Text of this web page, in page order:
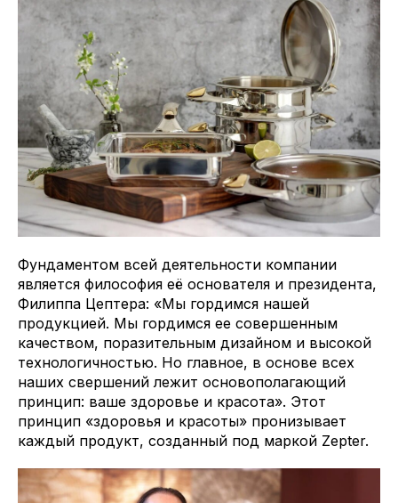
Фундаментом всей деятельности компании
является философия её основателя и президента,
Филиппа Цептера: «Мы гордимся нашей
продукцией. Мы гордимся ее совершенным
качеством, поразительным дизайном и высокой
технологичностью. Но главное, в основе всех
наших свершений лежит основополагающий
принцип: ваше здоровье и красота». Этот
принцип «здоровья и красоты» пронизывает
каждый продукт, созданный под маркой Zepter.